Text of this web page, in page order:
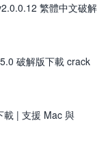
繁體中文破解
破解版下載 crack
載 | 支援 Mac 與